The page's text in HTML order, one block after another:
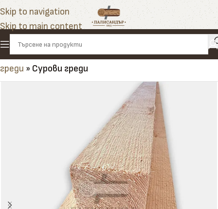
Skip to navigation
Skip to main content
Начало»Продукти»Греди»Иглолистни масивни
греди » Сурови греди